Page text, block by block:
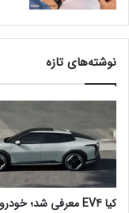
نوشته‌های تازه
کیا EV4 معرفی شد؛ خودرو